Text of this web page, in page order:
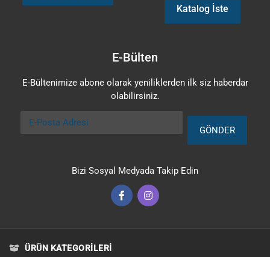
Katalog İste
E-Bülten
E-Bültenimize abone olarak yeniliklerden ilk siz haberdar
olabilirsiniz.
E-Posta Adresi
GÖNDER
Bizi Sosyal Medyada Takip Edin
ÜRÜN KATEGORILERI